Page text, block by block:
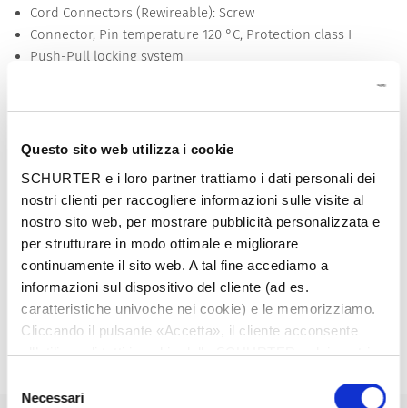
Questo sito web utilizza i cookie
SCHURTER e i loro partner trattiamo i dati personali dei
nostri clienti per raccogliere informazioni sulle visite al
nostro sito web, per mostrare pubblicità personalizzata e
per strutturare in modo ottimale e migliorare
continuamente il sito web. A tal fine accediamo a
informazioni sul dispositivo del cliente (ad es.
caratteristiche univoche nei cookie) e le memorizziamo.
Cliccando il pulsante «Accetta», il cliente acconsente
all’utilizzo di tutti i cookie delle SCHURTER e dei nostri
momento cliccando su «Impostazioni» in fondo alla
delNecessari
Cord Connectors (Rewireable): Screw
Connector, Pin temperature 120 °C, Protection class I
Push-Pull locking system
Complete set consisting of appliance inlet and outlet
Unique Selling Proposition
Waterproofed Cord Connector IP67 / IP69K
Perfect for use in harsh environments
Push/Pull technology with interlocking system
Very simple cable assembly